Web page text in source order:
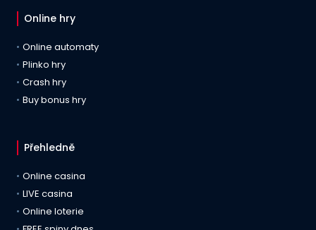
Online hry
Online automaty
Plinko hry
Crash hry
Buy bonus hry
Přehledně
Online casina
LIVE casina
Online loterie